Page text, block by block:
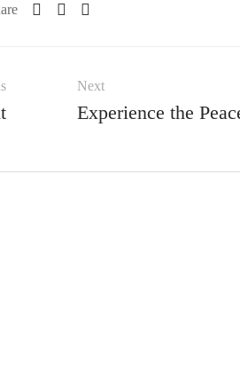
Next
Experience the